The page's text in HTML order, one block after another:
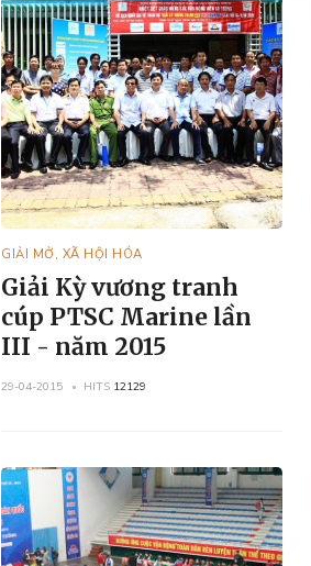
GIẢI MỞ, XÃ HỘI HÓA
Giải Kỳ vương tranh
cúp PTSC Marine lần
III - năm 2015
29-04-2015 HITS 12129